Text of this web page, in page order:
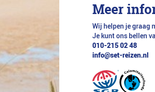
Meer
Wij helpen je graag
Je kunt ons bellen
010-215 02 48
info@set-reizen.nl